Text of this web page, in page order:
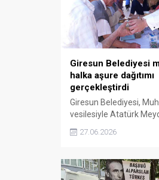
Giresun Belediyesi
halka aşure dağıtımı
gerçekleştirdi
Giresun Belediyesi,
vesilesiyle Atatürk
kurduğu stantta
ikramında bulunarak
27.06.2026